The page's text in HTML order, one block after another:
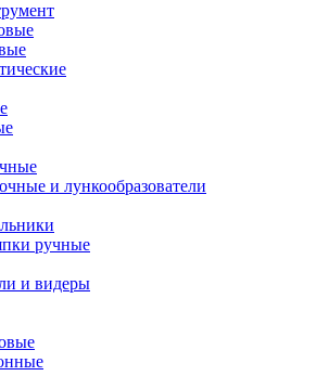
и лункообразователи
ручные
и видеры